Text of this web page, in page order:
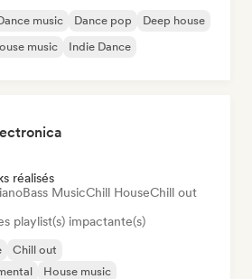
music Dance pop
Deep house
music Indie Dance
réalisés
Bass MusicChill HouseChill out
playlist(s) impactante(s)
Chill out
House music